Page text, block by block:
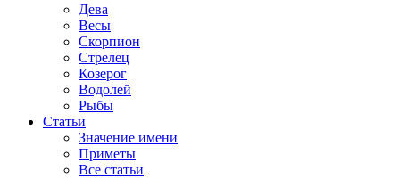
Дева
Весы
Скорпион
Стрелец
Козерог
Водолей
Рыбы
Статьи
Значение имени
Приметы
Все статьи